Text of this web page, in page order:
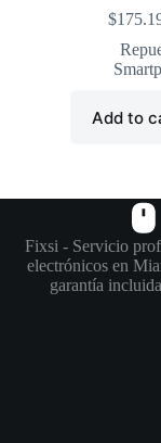
$
Add to
Fixsi - Servicio
electrónicos en
garantía